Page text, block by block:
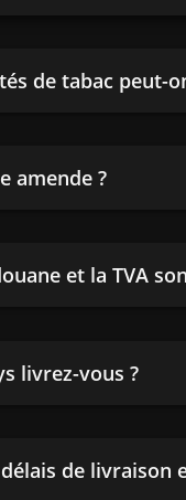
de tabac peut-
amende ?
et la TVA
livrez-vous ?
de livraison